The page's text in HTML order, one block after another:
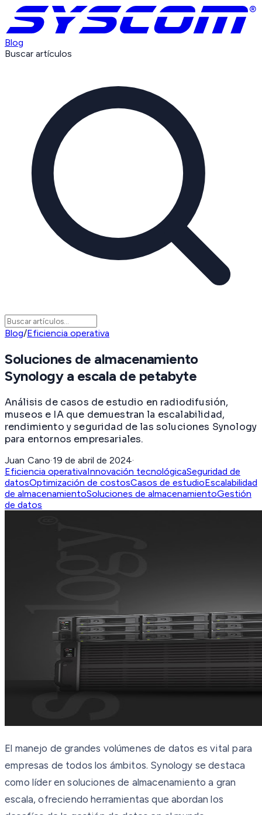
Blog
Buscar artículos
Blog/Eficiencia operativa
Soluciones de almacenamiento
Synology a escala de petabyte
Análisis de casos de estudio en radiodifusión,
museos e IA que demuestran la escalabilidad,
rendimiento y seguridad de las soluciones Synology
para entornos empresariales.
Juan Cano·19 de abril de 2024·
Eficiencia operativaInnovación tecnológicaSeguridad de
datosOptimización de costosCasos de estudioEscalabilidad
de almacenamientoSoluciones de almacenamientoGestión
de datos
El manejo de grandes volúmenes de datos es vital para
empresas de todos los ámbitos. Synology se destaca
como líder en soluciones de almacenamiento a gran
escala, ofreciendo herramientas que abordan los